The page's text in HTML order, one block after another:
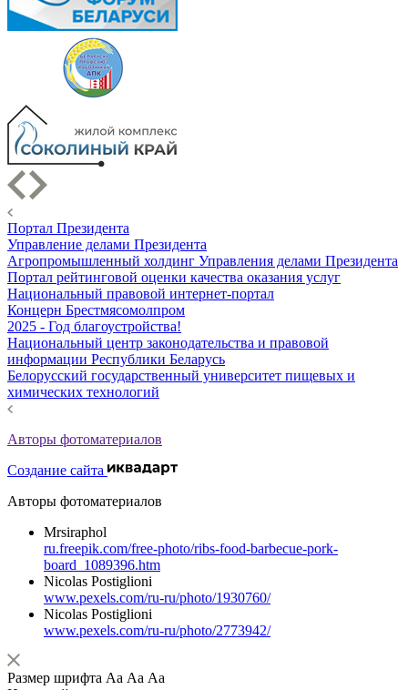
Портал Президента
Управление делами Президента
Агропромышленный холдинг Управления делами Президента
Портал рейтинговой оценки качества оказания услуг
Национальный правовой интернет-портал
Концерн Брестмясомолпром
2025 - Год благоустройства!
Национальный центр законодательства и правовой
информации Республики Беларусь
Белорусский государственный университет пищевых и
химических технологий
Авторы фотоматериалов
Создание сайта
Авторы фотоматериалов
Mrsiraphol
ru.freepik.com/free-photo/ribs-food-barbecue-pork-
board_1089396.htm
Nicolas Postiglioni
www.pexels.com/ru-ru/photo/1930760/
Nicolas Postiglioni
www.pexels.com/ru-ru/photo/2773942/
Размер шрифта Аа Аа Аа